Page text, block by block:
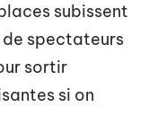
subissent
spectateurs
sortir
si on